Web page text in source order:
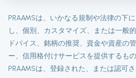
PRAAMSは、いかなる規制や法律の下
し、個別、カスタマイズ、または一般
ドバイス、銘柄の推奨、資金や資産の
ー、信用格付けサービスを提供するも
PRAAMSは、登録された、または認可